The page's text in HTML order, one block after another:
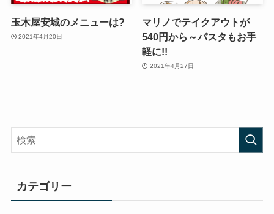
玉木屋安城のメニューは?
2021年4月20日
マリノでテイクアウトが
540円から～パスタもお手
軽に!!
2021年4月27日
カテゴリー